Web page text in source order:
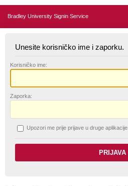
Bradley University Signin Service
Unesite korisničko ime i zaporku.
Korisničko ime:
Zaporka:
Upozori me prije prijave u druge aplikacije.